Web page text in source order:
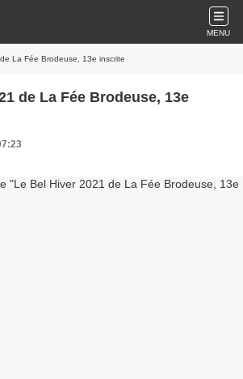
MENU
La Fée Brodeuse, 13e inscrite
de La Fée Brodeuse, 13e